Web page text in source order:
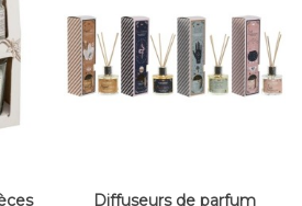
Diffuseurs de parfum